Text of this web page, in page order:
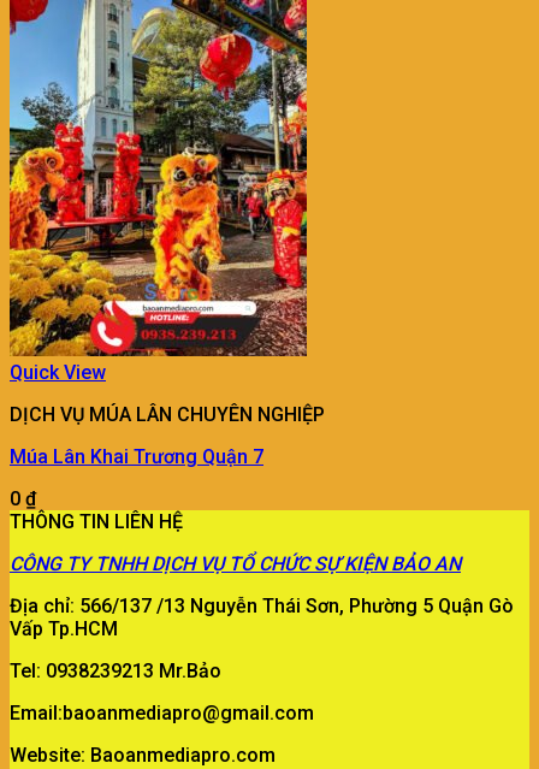
Quick View
DỊCH VỤ MÚA LÂN CHUYÊN NGHIỆP
Múa Lân Khai Trương Quận 7
0 ₫
THÔNG TIN LIÊN HỆ
CÔNG TY TNHH DỊCH VỤ TỔ CHỨC SỰ KIỆN BẢO AN
Địa chỉ: 566/137 /13 Nguyễn Thái Sơn, Phường 5 Quận Gò
Vấp Tp.HCM
Tel: 0938239213 Mr.Bảo
Email:baoanmediapro@gmail.com
Website: Baoanmediapro.com